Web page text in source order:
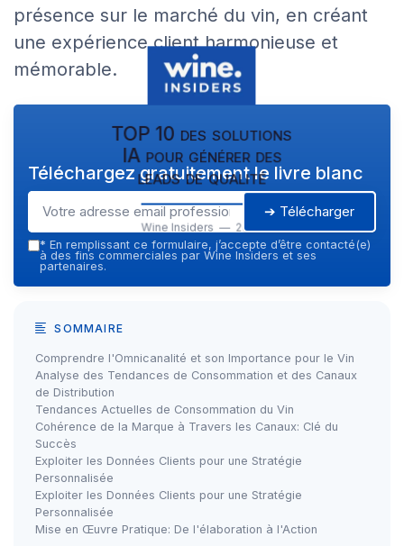
présence sur le marché du vin, en créant
une expérience client harmonieuse et
mémorable.
TOP 10 des solutions
IA pour générer des
leads de qualité
Wine Insiders — 2026
Téléchargez gratuitement le livre blanc
➔ Télécharger
* En remplissant ce formulaire, j’accepte d’être contacté(e)
à des fins commerciales par Wine Insiders et ses
partenaires.
SOMMAIRE
Comprendre l'Omnicanalité et son Importance pour le Vin
Analyse des Tendances de Consommation et des Canaux
de Distribution
Tendances Actuelles de Consommation du Vin
Cohérence de la Marque à Travers les Canaux: Clé du
Succès
Exploiter les Données Clients pour une Stratégie
Personnalisée
Exploiter les Données Clients pour une Stratégie
Personnalisée
Mise en Œuvre Pratique: De l'élaboration à l'Action